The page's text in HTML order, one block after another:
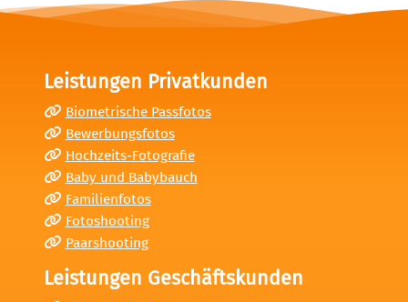
Leistungen Privatkunden
Biometrische Passfotos
Bewerbungsfotos
Hochzeits-Fotografie
Baby und Babybauch
Familienfotos
Fotoshooting
Paarshooting
Leistungen Geschäftskunden